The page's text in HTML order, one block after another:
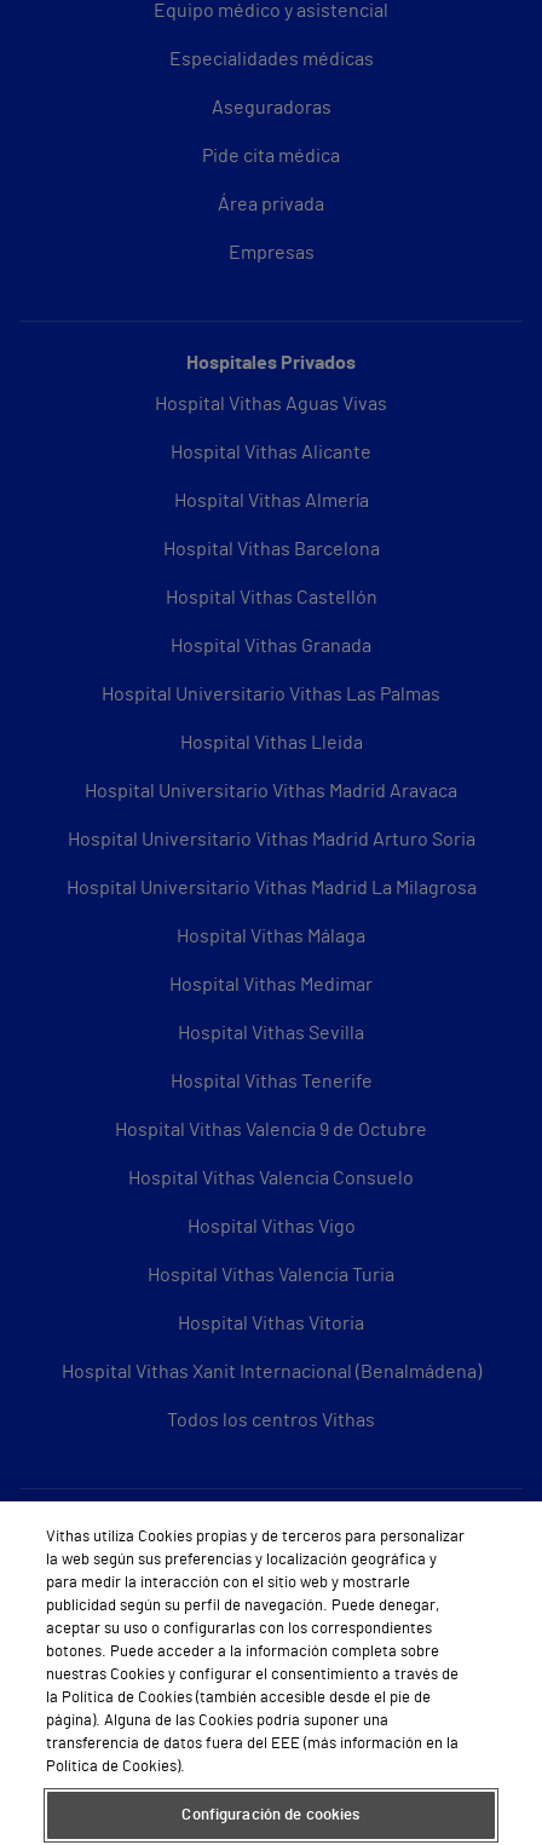
Equipo médico y asistencial
Especialidades médicas
Aseguradoras
Pide cita médica
Área privada
Empresas
Hospitales Privados
Hospital Vithas Aguas Vivas
Hospital Vithas Alicante
Hospital Vithas Almería
Hospital Vithas Barcelona
Hospital Vithas Castellón
Hospital Vithas Granada
Hospital Universitario Vithas Las Palmas
Hospital Vithas Lleida
Hospital Universitario Vithas Madrid Aravaca
Hospital Universitario Vithas Madrid Arturo Soria
Hospital Universitario Vithas Madrid La Milagrosa
Hospital Vithas Málaga
Hospital Vithas Medimar
Hospital Vithas Sevilla
Hospital Vithas Tenerife
Hospital Vithas Valencia 9 de Octubre
Hospital Vithas Valencia Consuelo
Hospital Vithas Vigo
Hospital Vithas Valencia Turia
Hospital Vithas Vitoria
Hospital Vithas Xanit Internacional (Benalmádena)
Todos los centros Vithas
Sobre Vithas
Quiénes somos
Trabajar en Vithas
Teléfono Cita Médica
Teléfono Atención al Cliente
Política de seguridad y salud en el trabajo
Conoce a Supervita
Vithas utiliza Cookies propias y de terceros para personalizar
la web según sus preferencias y localización geográfica y
para medir la interacción con el sitio web y mostrarle
publicidad según su perfil de navegación. Puede denegar,
aceptar su uso o configurarlas con los correspondientes
botones. Puede acceder a la información completa sobre
nuestras Cookies y configurar el consentimiento a través de
la Política de Cookies (también accesible desde el pie de
página). Alguna de las Cookies podría suponer una
transferencia de datos fuera del EEE (más información en la
Política de Cookies).
Configuración de cookies